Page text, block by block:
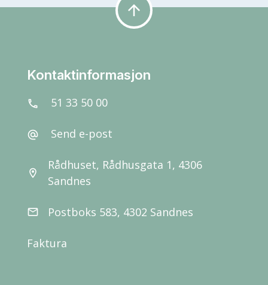
arrow_upward
Kontaktinformasjon
call 51 33 50 00
alternate_email Send e-post
location_on
Rådhuset, Rådhusgata 1, 4306
Sandnes
email Postboks 583, 4302 Sandnes
Faktura